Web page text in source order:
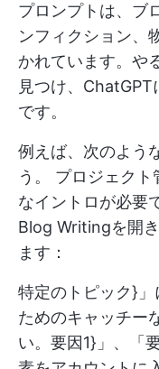
プロンプトは、ブ
ンフィクション、
かれています。や
見つけ、
です。
例えば、次のよう
う。 プロジェクト
なイントロが必要
Blog Writingを開
ます：
特定のトピック}
ためのキャッチー
い。要因1}」、「